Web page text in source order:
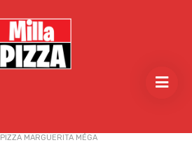
PIZZA MARGUERITA MÉGA